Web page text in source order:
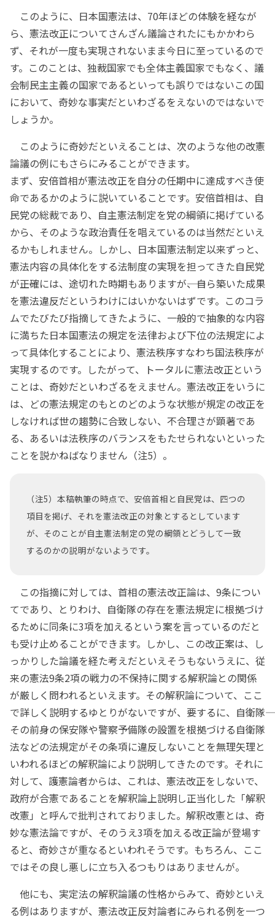
このように、日本国憲法は、70年ほどの体験を経なが
ら、憲法改正についてさんざん議論されたにもかかわら
ず、それが一度も実現されないまま今日に至っているので
す。このことは、独裁国家でも全体主義国家でもなく、議
会制民主主義の国家であるといっても誤りではないこの国
において、奇妙な事実だといわざるをえないのではないで
しょうか。
このように奇妙だといえることは、次のような他の改憲
論議の例にもさらにみることができます。
まず、安倍首相が憲法改正を自分の任期中に達成すべき使
命であるかのように説いていることです。安倍首相は、自
民党の総裁であり、自主憲法制定を党の綱領に掲げている
から、そのような政治責任を唱えているのは当然だといえ
るかもしれません。しかし、日本国憲法制定以来ずっと、
憲法内容の具体化をする法制度の実現を担ってきた自民党
が――正確には、途切れた時期もありますが――、自ら築いた成果
を憲法違反だというわけにはいかないはずです。このコラ
ムでたびたび指摘してきたように、一般的で抽象的な内容
に満ちた日本国憲法の規定を法律および下位の法規定によ
って具体化することにより、憲法秩序すなわち国法秩序が
実現するのです。したがって、トータルに憲法改正という
ことは、奇妙だといわざるをえません。憲法改正をいうに
は、どの憲法規定のもとのどのような状態が規定の改正を
しなければ世の趨勢に合致しない、不合理さが顕著であ
る、あるいは法秩序のバランスをもたせられないといった
ことを説かねばなりません（注5）。
（注5）本稿執筆の時点で、安倍首相と自民党は、四つの
項目を掲げ、それを憲法改正の対象とするとしています
が、そのことが自主憲法制定の党の綱領とどうして一致
するのかの説明がないようです。
この指摘に対しては、首相の憲法改正論は、9条につい
てであり、とりわけ、自衛隊の存在を憲法規定に根拠づけ
るために同条に3項を加えるという案を言っているのだと
も受け止めることができます。しかし、この改正案は、し
っかりした論議を経た考えだといえそうもないうえに、従
来の憲法9条2項の戦力の不保持に関する解釈論との関係
が厳しく問われるといえます。その解釈論について、ここ
で詳しく説明するゆとりがないですが、要するに、自衛隊――
その前身の保安隊や警察予備隊――の設置を根拠づける自衛隊
法などの法規定がその条項に違反しないことを無理矢理と
いわれるほどの解釈論により説明してきたのです。それに
対して、護憲論者からは、これは、憲法改正をしないで、
政府が合憲であることを解釈論上説明し正当化した「解釈
改憲」と呼んで批判されておりました。解釈改憲とは、奇
妙な憲法論ですが、そのうえ3項を加える改正論が登場す
ると、奇妙さが重なるといわれそうです。もちろん、ここ
ではその良し悪しに立ち入るつもりはありませんが。
他にも、実定法の解釈論議の性格からみて、奇妙といえ
る例はありますが、憲法改正反対論者にみられる例を一つ